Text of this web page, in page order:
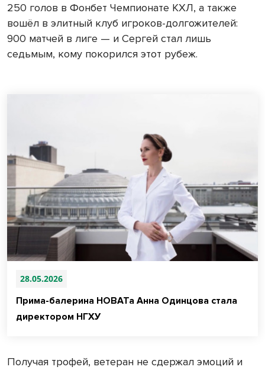
250 голов в Фонбет Чемпионате КХЛ, а также
вошёл в элитный клуб игроков-долгожителей:
900 матчей в лиге — и Сергей стал лишь
седьмым, кому покорился этот рубеж.
28.05.2026
Прима-балерина НОВАТа Анна Одинцова стала
директором НГХУ
Получая трофей, ветеран не сдержал эмоций и